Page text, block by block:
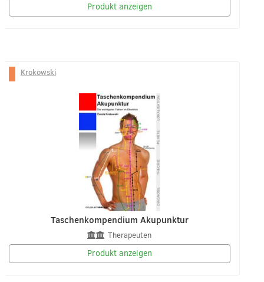
Produkt anzeigen
Krokowski
Taschenkompendium Akupunktur
Therapeuten
Produkt anzeigen